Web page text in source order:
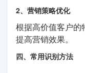
2、营销策略优化
根据高价值客户的
提高营销效果。
四、常用识别方法